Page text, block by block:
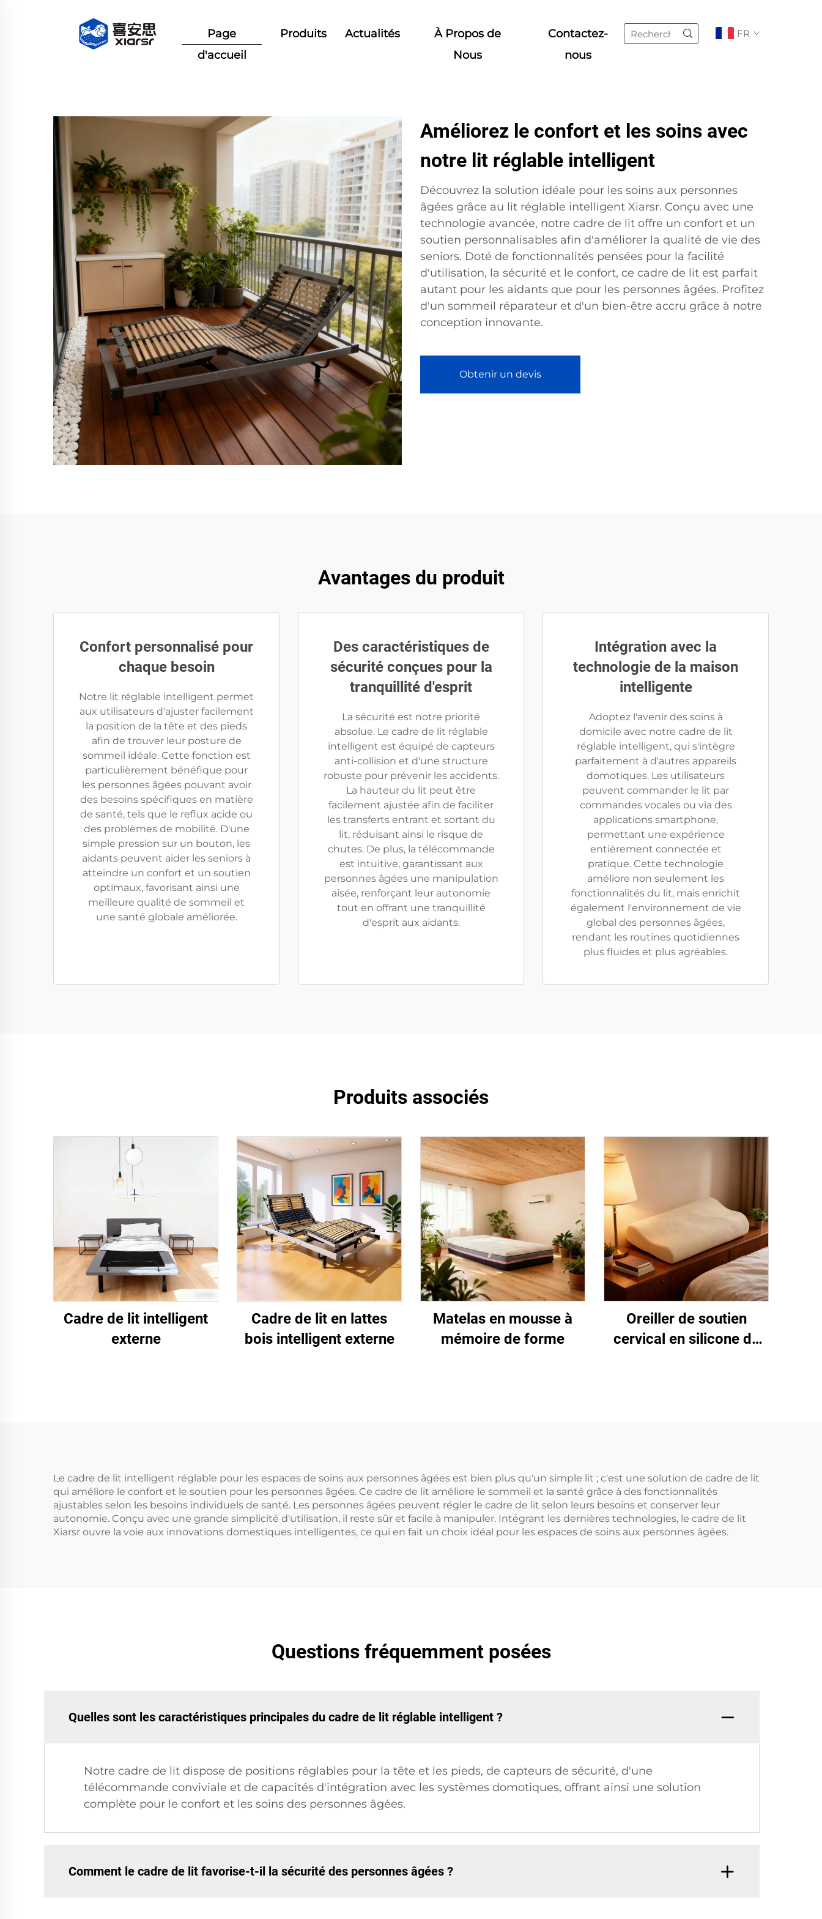
Page
d'accueil
Produits Actualités
À Propos de
Nous
Contactez-
nous
FR
Améliorez le confort et les soins avec
notre lit réglable intelligent
Découvrez la solution idéale pour les soins aux personnes
âgées grâce au lit réglable intelligent Xiarsr. Conçu avec une
technologie avancée, notre cadre de lit offre un confort et un
soutien personnalisables afin d'améliorer la qualité de vie des
seniors. Doté de fonctionnalités pensées pour la facilité
d'utilisation, la sécurité et le confort, ce cadre de lit est parfait
autant pour les aidants que pour les personnes âgées. Profitez
d'un sommeil réparateur et d'un bien-être accru grâce à notre
conception innovante.
Obtenir un devis
Avantages du produit
Confort personnalisé pour
chaque besoin
Notre lit réglable intelligent permet
aux utilisateurs d'ajuster facilement
la position de la tête et des pieds
afin de trouver leur posture de
sommeil idéale. Cette fonction est
particulièrement bénéfique pour
les personnes âgées pouvant avoir
des besoins spécifiques en matière
de santé, tels que le reflux acide ou
des problèmes de mobilité. D'une
simple pression sur un bouton, les
aidants peuvent aider les seniors à
atteindre un confort et un soutien
optimaux, favorisant ainsi une
meilleure qualité de sommeil et
une santé globale améliorée.
Des caractéristiques de
sécurité conçues pour la
tranquillité d'esprit
La sécurité est notre priorité
absolue. Le cadre de lit réglable
intelligent est équipé de capteurs
anti-collision et d'une structure
robuste pour prévenir les accidents.
La hauteur du lit peut être
facilement ajustée afin de faciliter
les transferts entrant et sortant du
lit, réduisant ainsi le risque de
chutes. De plus, la télécommande
est intuitive, garantissant aux
personnes âgées une manipulation
aisée, renforçant leur autonomie
tout en offrant une tranquillité
d'esprit aux aidants.
Intégration avec la
technologie de la maison
intelligente
Adoptez l'avenir des soins à
domicile avec notre cadre de lit
réglable intelligent, qui s'intègre
parfaitement à d'autres appareils
domotiques. Les utilisateurs
peuvent commander le lit par
commandes vocales ou via des
applications smartphone,
permettant une expérience
entièrement connectée et
pratique. Cette technologie
améliore non seulement les
fonctionnalités du lit, mais enrichit
également l'environnement de vie
global des personnes âgées,
rendant les routines quotidiennes
plus fluides et plus agréables.
Produits associés
Cadre de lit intelligent
externe
Cadre de lit en lattes
bois intelligent externe
Matelas en mousse à
mémoire de forme
Oreiller de soutien
cervical en silicone de
Le cadre de lit intelligent réglable pour les espaces de soins aux personnes âgées est bien plus qu'un simple lit ; c'est une solution de cadre de lit
qui améliore le confort et le soutien pour les personnes âgées. Ce cadre de lit améliore le sommeil et la santé grâce à des fonctionnalités
ajustables selon les besoins individuels de santé. Les personnes âgées peuvent régler le cadre de lit selon leurs besoins et conserver leur
autonomie. Conçu avec une grande simplicité d'utilisation, il reste sûr et facile à manipuler. Intégrant les dernières technologies, le cadre de lit
Xiarsr ouvre la voie aux innovations domestiques intelligentes, ce qui en fait un choix idéal pour les espaces de soins aux personnes âgées.
Questions fréquemment posées
Quelles sont les caractéristiques principales du cadre de lit réglable intelligent ?
Notre cadre de lit dispose de positions réglables pour la tête et les pieds, de capteurs de sécurité, d'une
télécommande conviviale et de capacités d'intégration avec les systèmes domotiques, offrant ainsi une solution
complète pour le confort et les soins des personnes âgées.
Comment le cadre de lit favorise-t-il la sécurité des personnes âgées ?